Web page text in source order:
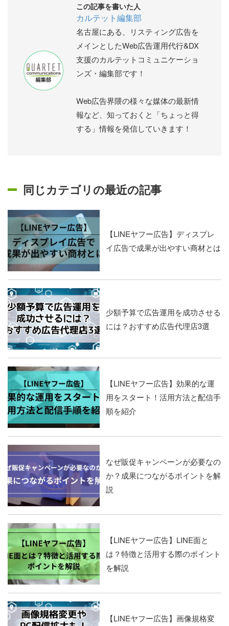
この記事を書いた人
カルテット編集部
名古屋にある、リスティング広告を
メインとしたWeb広告運用代行&DX
支援のカルテットコミュニケーショ
ンズ・編集部です！
Web広告界隈の様々な媒体の最新情
報など、知っておくと「ちょっと得
する」情報を発信していきます！
同じカテゴリの最近の記事
【LINEヤフー広告】ディスプレ
イ広告で成果が出やすい商材とは
少額予算で広告運用を成功させる
には？おすすめ広告代理店3選
【LINEヤフー広告】効果的な運
用をスタート！活用方法と配信手
順を紹介
なぜ販促キャンペーンが必要なの
か？成果につながるポイントを解
説
【LINEヤフー広告】LINE面と
は？特徴と活用する際のポイント
を解説
【LINEヤフー広告】画像規格変